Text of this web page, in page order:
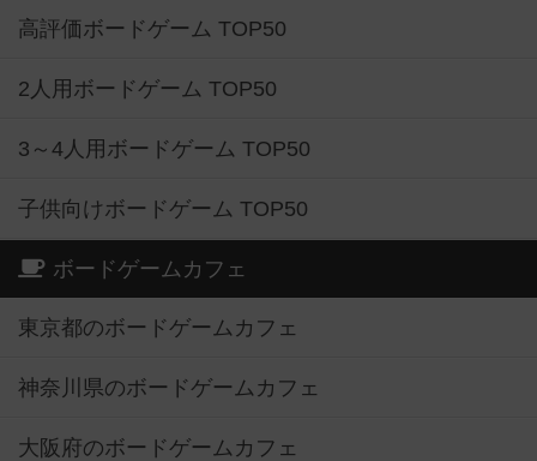
高評価ボードゲーム TOP50
2人用ボードゲーム TOP50
3～4人用ボードゲーム TOP50
子供向けボードゲーム TOP50
ボードゲームカフェ
東京都のボードゲームカフェ
神奈川県のボードゲームカフェ
大阪府のボードゲームカフェ